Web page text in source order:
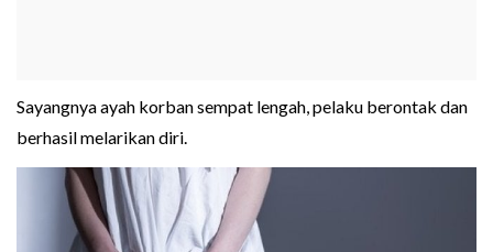
Sayangnya ayah korban sempat lengah, pelaku berontak dan
berhasil melarikan diri.